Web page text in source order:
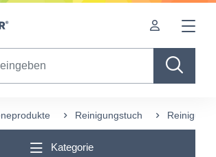
Reinigungstuch
Kategorie